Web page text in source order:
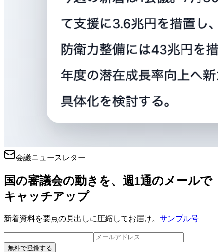
会議ニュースレター
国の審議会の動きを、週1通のメールで
キャッチアップ
新着資料を要点の見出しに圧縮してお届け。 サンプル号
無料で登録する